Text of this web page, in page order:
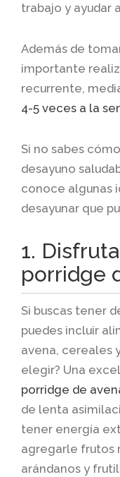
trabajo y ayudar
Además de
importante
recurrente,
4-5 veces a la
Si no sabes
desayuno
conoce algunas
desayunar que
1.
porridge
Si buscas tener
puedes incluir
avena, cereales
elegir? Una
porridge de
de lenta
tener energía
agregarle frutos
arándanos y